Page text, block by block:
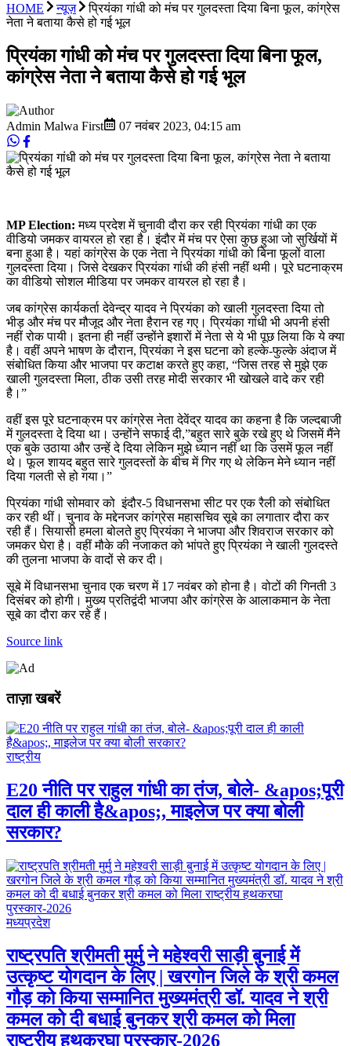
HOME
न्यूज़
प्रियंका गांधी को मंच पर गुलदस्ता दिया बिना फूल, कांग्रेस
नेता ने बताया कैसे हो गई भूल
प्रियंका गांधी को मंच पर गुलदस्ता दिया बिना फूल,
कांग्रेस नेता ने बताया कैसे हो गई भूल
Admin Malwa First 07 नवंबर 2023, 04:15 am
MP Election: मध्य प्रदेश में चुनावी दौरा कर रही प्रियंका गांधी का एक
वीडियो जमकर वायरल हो रहा है। इंदौर में मंच पर ऐसा कुछ हुआ जो सुर्खियों में
बना हुआ है। यहां कांग्रेस के एक नेता ने प्रियंका गांधी को बिना फूलों वाला
गुलदस्ता दिया। जिसे देखकर प्रियंका गांधी की हंसी नहीं थमी। पूरे घटनाक्रम
का वीडियो सोशल मीडिया पर जमकर वायरल हो रहा है।
जब कांग्रेस कार्यकर्ता देवेन्द्र यादव ने प्रियंका को खाली गुलदस्ता दिया तो
भीड़ और मंच पर मौजूद और नेता हैरान रह गए। प्रियंका गांधी भी अपनी हंसी
नहीं रोक पायी। इतना ही नहीं उन्होंने इशारों में नेता से ये भी पूछ लिया कि ये क्या
है। वहीं अपने भाषण के दौरान, प्रियंका ने इस घटना को हल्के-फुल्के अंदाज में
संबोधित किया और भाजपा पर कटाक्ष करते हुए कहा, “जिस तरह से मुझे एक
खाली गुलदस्ता मिला, ठीक उसी तरह मोदी सरकार भी खोखले वादे कर रही
है।”
वहीं इस पूरे घटनाक्रम पर कांग्रेस नेता देवेंद्र यादव का कहना है कि जल्दबाजी
में गुलदस्ता दे दिया था। उन्होंने सफाई दी,”बहुत सारे बुके रखे हुए थे जिसमें मैंने
एक बुके उठाया और उन्हें दे दिया लेकिन मुझे ध्यान नहीं था कि उसमें फूल नहीं
थे। फूल शायद बहुत सारे गुलदस्तों के बीच में गिर गए थे लेकिन मेने ध्यान नहीं
दिया गलती से हो गया।”
प्रियंका गांधी सोमवार को इंदौर-5 विधानसभा सीट पर एक रैली को संबोधित
कर रही थीं। चुनाव के मद्देनजर कांग्रेस महासचिव सूबे का लगातार दौरा कर
रही हैं। सियासी हमला बोलते हुए प्रियंका ने भाजपा और शिवराज सरकार को
जमकर घेरा है। वहीं मौके की नजाकत को भांपते हुए प्रियंका ने खाली गुलदस्ते
की तुलना भाजपा के वादों से कर दी।
सूबे में विधानसभा चुनाव एक चरण में 17 नवंबर को होना है। वोटों की गिनती 3
दिसंबर को होगी। मुख्य प्रतिद्वंदी भाजपा और कांग्रेस के आलाकमान के नेता
सूबे का दौरा कर रहे हैं।
Source link
ताज़ा खबरें
राष्ट्रीय
E20 नीति पर राहुल गांधी का तंज, बोले- &apos;पूरी
दाल ही काली है&apos;, माइलेज पर क्या बोली
सरकार?
मध्यप्रदेश
राष्ट्रपति श्रीमती मुर्मु ने महेश्वरी साड़ी बुनाई में
उत्कृष्ट योगदान के लिए | खरगोन जिले के श्री कमल
गौड़ को किया सम्मानित मुख्यमंत्री डॉ. यादव ने श्री
कमल को दी बधाई बुनकर श्री कमल को मिला
राष्ट्रीय हथकरघा पुरस्कार-2026